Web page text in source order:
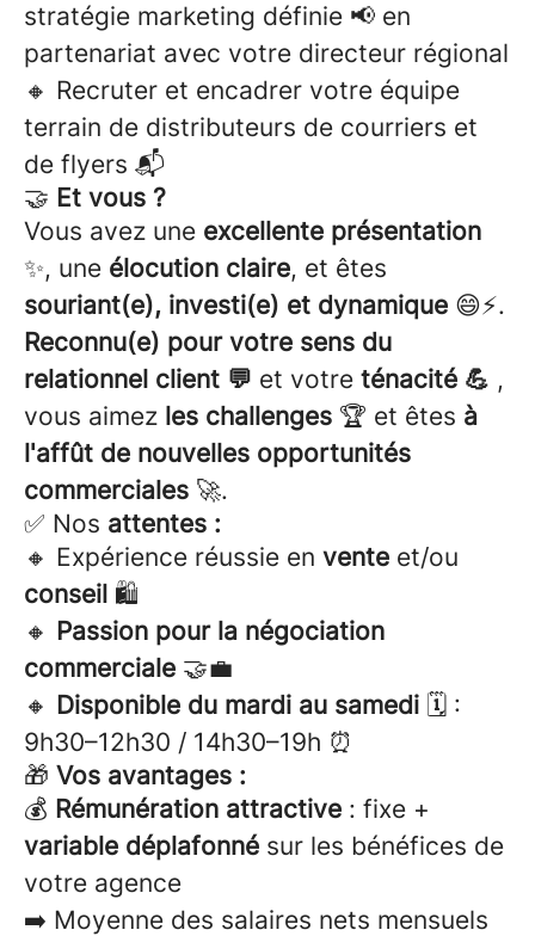
stratégie marketing définie 📢 en
partenariat avec votre directeur régional
🔸 Recruter et encadrer votre équipe
terrain de distributeurs de courriers et
de flyers 📬
🤝 Et vous ?
Vous avez une excellente présentation
✨, une élocution claire, et êtes
souriant(e), investi(e) et dynamique 😄⚡.
Reconnu(e) pour votre sens du
relationnel client 💬 et votre ténacité 💪 ,
vous aimez les challenges 🏆 et êtes à
l'affût de nouvelles opportunités
commerciales 🚀.
✅ Nos attentes :
🔸 Expérience réussie en vente et/ou
conseil 🛍️
🔸 Passion pour la négociation
commerciale 🤝💼
🔸 Disponible du mardi au samedi 🗓️ :
9h30–12h30 / 14h30–19h ⏰
🎁 Vos avantages :
💰 Rémunération attractive : fixe +
variable déplafonné sur les bénéfices de
votre agence
➡️ Moyenne des salaires nets mensuels